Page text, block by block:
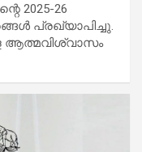
2025-26
പ്രഖ്യാപിച്ചു.
ആത്മവിശ്വാസം